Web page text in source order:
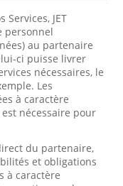
JET
personnel
au partenaire
ci puisse livrer
nécessaires, le
Les
à caractère
nécessaire pour
du partenaire,
et obligations
à caractère